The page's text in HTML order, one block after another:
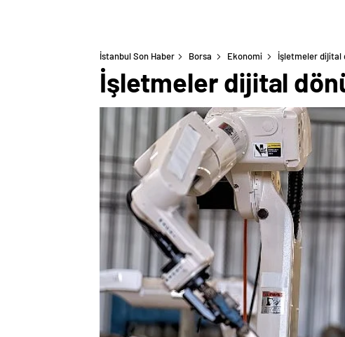
İstanbul Son Haber Borsa Ekonomi İşletmeler dijital
İşletmeler dijital